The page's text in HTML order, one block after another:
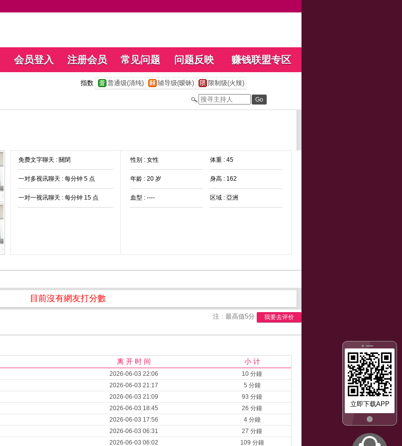
会员登入 注册会员 常见问题 问题反映 赚钱联盟专区
立即下载APP
指数 普通级(清纯) 辅导级(暧昧) 限制级(火辣)
免费文字聊天 : 關閉
一对多视讯聊天 : 每分钟 5 点
一对一视讯聊天 : 每分钟 15 点
性别 : 女性 体重 : 45
年龄 : 20 岁 身高 : 162
血型 : ---- 区域 : 亞洲
目前沒有網友打分數
注 : 最高值5分 我要去评价
离 开 时 间 小 计
2026-06-03 22:06
10 分鐘
2026-06-03 21:17
5 分鐘
2026-06-03 21:09
93 分鐘
2026-06-03 18:45
26 分鐘
2026-06-03 17:56
4 分鐘
2026-06-03 06:31
27 分鐘
2026-06-03 06:02 109 分鐘